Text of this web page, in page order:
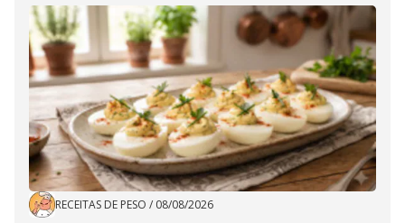
RECEITAS DE PESO / 08/08/2026